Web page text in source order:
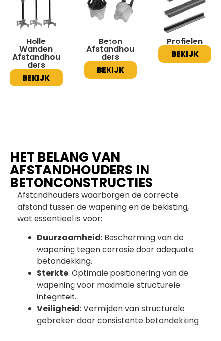
Holle
Wanden
Afstandhou
ders
BEKIJK
Beton
Afstandhou
ders
BEKIJK
Profielen
BEKIJK
HET BELANG VAN
AFSTANDHOUDERS IN
BETONCONSTRUCTIES
Afstandhouders waarborgen de correcte
afstand tussen de wapening en de bekisting,
wat essentieel is voor:
Duurzaamheid: Bescherming van de
wapening tegen corrosie door adequate
betondekking.
Sterkte: Optimale positionering van de
wapening voor maximale structurele
integriteit.
Veiligheid: Vermijden van structurele
gebreken door consistente betondekking